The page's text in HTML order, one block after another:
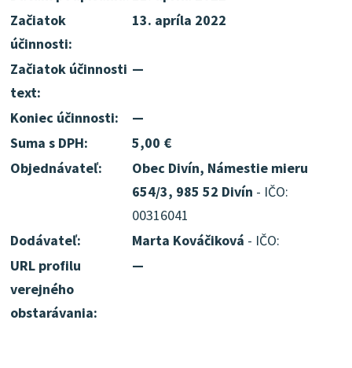
Začiatok
účinnosti:
13. apríla 2022
Začiatok účinnosti
text:
—
Koniec účinnosti:
—
Suma s DPH:
5,00 €
Objednávateľ:
Obec Divín, Námestie mieru
654/3, 985 52 Divín - IČO:
00316041
Dodávateľ:
Marta Kováčiková - IČO:
URL profilu
verejného
obstarávania:
—